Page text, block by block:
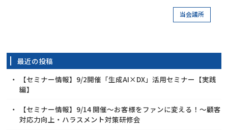
当会議所
最近の投稿
【セミナー情報】9/2開催「生成AI×DX」活用セミナー【実践
編】
【セミナー情報】9/14 開催～お客様をファンに変える！～顧客
対応力向上・ハラスメント対策研修会